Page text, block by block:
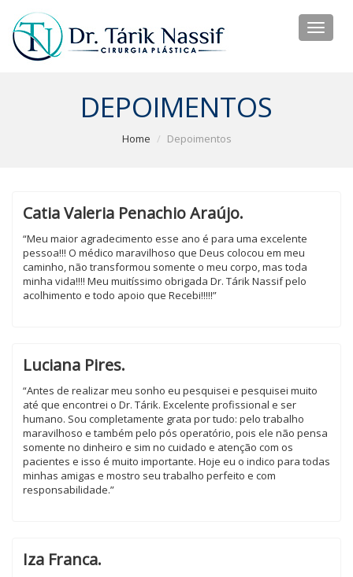
DEPOIMENTOS
Home Depoimentos
Catia Valeria Penachio Araújo.
“Meu maior agradecimento esse ano é para uma excelente
pessoa!!! O médico maravilhoso que Deus colocou em meu
caminho, não transformou somente o meu corpo, mas toda
minha vida!!!! Meu muitíssimo obrigada Dr. Tárik Nassif pelo
acolhimento e todo apoio que Recebi!!!!!”
Luciana Pires.
“Antes de realizar meu sonho eu pesquisei e pesquisei muito
até que encontrei o Dr. Tárik. Excelente profissional e ser
humano. Sou completamente grata por tudo: pelo trabalho
maravilhoso e também pelo pós operatório, pois ele não pensa
somente no dinheiro e sim no cuidado e atenção com os
pacientes e isso é muito importante. Hoje eu o indico para todas
minhas amigas e mostro seu trabalho perfeito e com
responsabilidade.”
Iza Franca.